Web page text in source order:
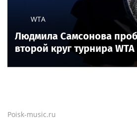
WTA
Людмила Самсонова
второй круг турнира
Poisk-music.ru